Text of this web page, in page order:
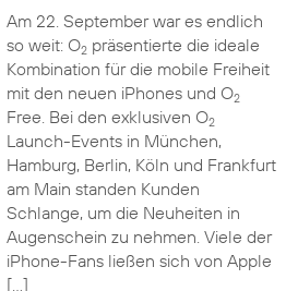
Am 22. September war es endlich
so weit: O2präsentierte die ideale
Kombination für die mobile Freiheit
mit den neuen iPhones und O2
Free. Bei den exklusiven O2
Launch-Events in München,
Hamburg, Berlin, Köln und Frankfurt
am Main standen Kunden
Schlange, um die Neuheiten in
Augenschein zu nehmen. Viele der
iPhone-Fans ließen sich von Apple
[…]